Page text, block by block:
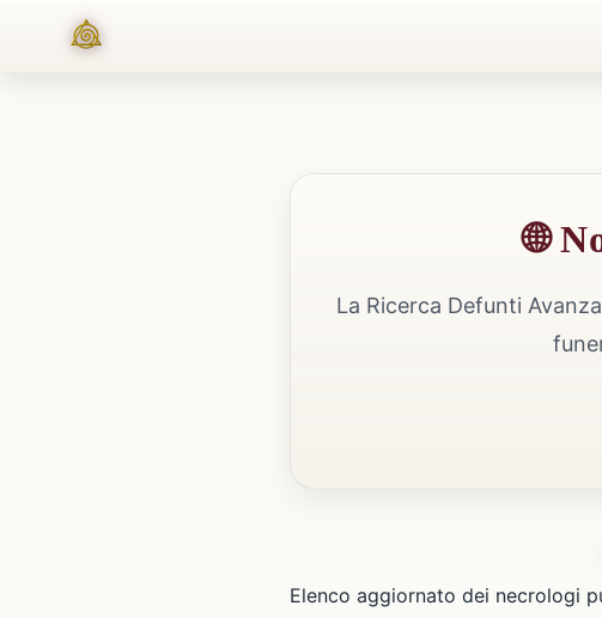
🌐
La Ricerca Defunti
Elenco aggiornato dei necrologi